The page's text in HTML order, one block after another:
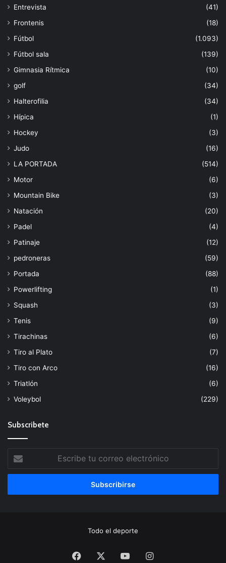
Entrevista
(41)
Frontenis
(18)
Fútbol
(1.093)
Fútbol sala
(139)
Gimnasia Rítmica
(10)
golf
(34)
Halterofilia
(34)
Hípica
(1)
Hockey
(3)
Judo
(16)
LA PORTADA
(514)
Motor
(6)
Mountain Bike
(3)
Natación
(20)
Padel
(4)
Patinaje
(12)
pedroneras
(59)
Portada
(88)
Powerlifting
(1)
Squash
(3)
Tenis
(9)
Tirachinas
(6)
Tiro al Plato
(7)
Tiro con Arco
(16)
Triatlón
(6)
Voleybol
(229)
Subscribete
tu
correo
Todo el deporte
Facebook YouTubeInstagram